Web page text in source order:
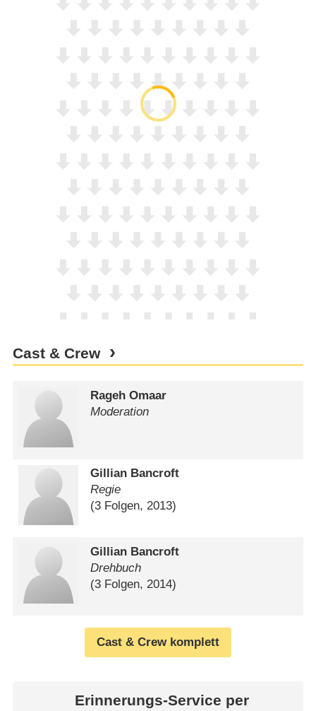
Cast & Crew
Rageh Omaar
Moderation
Gillian Bancroft
Regie
(3 Folgen, 2013)
Gillian Bancroft
Drehbuch
(3 Folgen, 2014)
Cast & Crew komplett
Erinnerungs-Service per